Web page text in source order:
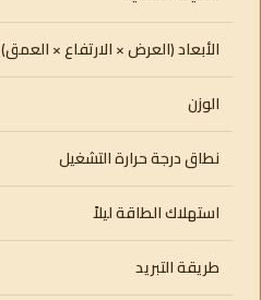
الأبعاد (العرض × الارتفاع × العمق)
الوزن
نطاق درجة حرارة التشغيل
استهلاك الطاقة ليلاً
طريقة التبريد